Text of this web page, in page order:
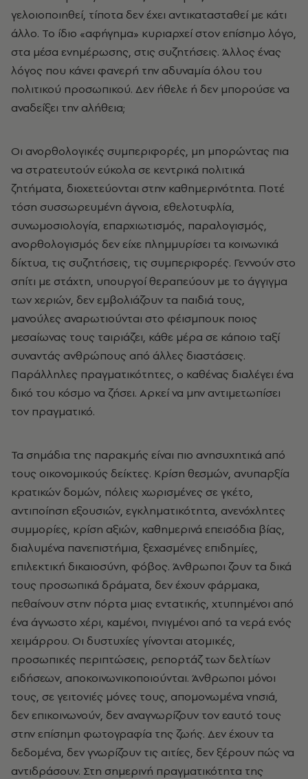
γελοιοποιηθεί, τίποτα δεν έχει αντικατασταθεί με κάτι
άλλο. Το ίδιο «αφήγημα» κυριαρχεί στον επίσημο λόγο,
στα μέσα ενημέρωσης, στις συζητήσεις. Άλλος ένας
λόγος που κάνει φανερή την αδυναμία όλου του
πολιτικού προσωπικού. Δεν ήθελε ή δεν μπορούσε να
αναδείξει την αλήθεια;
Οι ανορθολογικές συμπεριφορές, μη μπορώντας πια
να στρατευτούν εύκολα σε κεντρικά πολιτικά
ζητήματα, διοχετεύονται στην καθημερινότητα. Ποτέ
τόση συσσωρευμένη άγνοια, εθελοτυφλία,
συνωμοσιολογία, επαρχιωτισμός, παραλογισμός,
ανορθολογισμός δεν είχε πλημμυρίσει τα κοινωνικά
δίκτυα, τις συζητήσεις, τις συμπεριφορές. Γεννούν στο
σπίτι με στάχτη, υπουργοί θεραπεύουν με το άγγιγμα
των χεριών, δεν εμβολιάζουν τα παιδιά τους,
μανούλες αναρωτιούνται στο φέισμπουκ ποιος
μεσαίωνας τους ταιριάζει, κάθε μέρα σε κάποιο ταξί
συναντάς ανθρώπους από άλλες διαστάσεις.
Παράλληλες πραγματικότητες, ο καθένας διαλέγει ένα
δικό του κόσμο να ζήσει. Αρκεί να μην αντιμετωπίσει
τον πραγματικό.
Τα σημάδια της παρακμής είναι πιο ανησυχητικά από
τους οικονομικούς δείκτες. Κρίση θεσμών, ανυπαρξία
κρατικών δομών, πόλεις χωρισμένες σε γκέτο,
αντιποίηση εξουσιών, εγκληματικότητα, ανενόχλητες
συμμορίες, κρίση αξιών, καθημερινά επεισόδια βίας,
διαλυμένα πανεπιστήμια, ξεχασμένες επιδημίες,
επιλεκτική δικαιοσύνη, φόβος. Άνθρωποι ζουν τα δικά
τους προσωπικά δράματα, δεν έχουν φάρμακα,
πεθαίνουν στην πόρτα μιας εντατικής, χτυπημένοι από
ένα άγνωστο χέρι, καμένοι, πνιγμένοι από τα νερά ενός
χειμάρρου. Οι δυστυχίες γίνονται ατομικές,
προσωπικές περιπτώσεις, ρεπορτάζ των δελτίων
ειδήσεων, αποκοινωνικοποιούνται. Άνθρωποι μόνοι
τους, σε γειτονιές μόνες τους, απομονωμένα νησιά,
δεν επικοινωνούν, δεν αναγνωρίζουν τον εαυτό τους
στην επίσημη φωτογραφία της ζωής. Δεν έχουν τα
δεδομένα, δεν γνωρίζουν τις αιτίες, δεν ξέρουν πώς να
αντιδράσουν. Στη σημερινή πραγματικότητα της